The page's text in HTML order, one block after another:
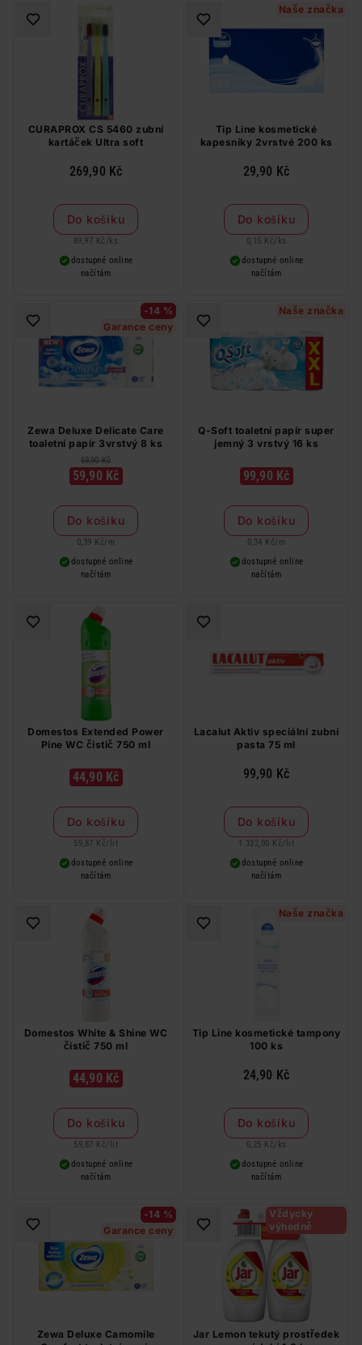
CURAPROX CS 5460 zubní
kartáček Ultra soft
269,90 Kč
Do košíku
89,97 Kč / ks
dostupné online
načítám
Naše značka
Tip Line kosmetické
kapesníky 2vrstvé 200 ks
29,90 Kč
Do košíku
0,15 Kč/ ks
dostupné online
načítám
-14 %
Garance ceny
Zewa Deluxe Delicate Care
toaletní papír 3vrstvý 8 ks
69,90 Kč
59,90 Kč
Do košíku
0,39 Kč/ m
dostupné online
načítám
Naše značka
Q-Soft toaletní papír super
jemný 3 vrstvý 16 ks
99,90 Kč
Do košíku
0,34 Kč/ m
dostupné online
načítám
Domestos Extended Power
Pine WC čistič 750 ml
44,90 Kč
Do košíku
59,87 Kč/ lit
dostupné online
načítám
Lacalut Aktiv speciální zubní
pasta 75 ml
99,90 Kč
Do košíku
1 332,00 Kč/ lit
dostupné online
načítám
Domestos White & Shine WC
čistič 750 ml
44,90 Kč
Do košíku
59,87 Kč/ lit
dostupné online
načítám
Naše značka
Tip Line kosmetické tampony
100 ks
24,90 Kč
Do košíku
0,25 Kč/ ks
dostupné online
načítám
-14 %
Garance ceny
Zewa Deluxe Camomile
Vždycky
výhodně
Jar Lemon tekutý prostředek